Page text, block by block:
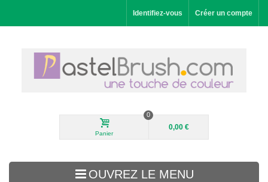
Identifiez-vous Créer un compte
Panier
0
0,00 €
OUVREZ LE MENU